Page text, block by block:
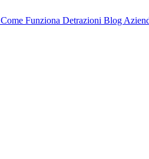
Come Funziona Detrazioni Blog